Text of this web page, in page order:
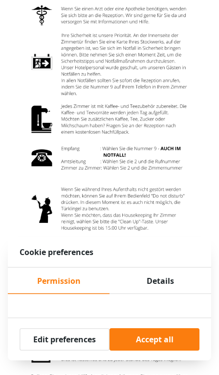
Cookie preferences
Permission Details
Edit preferences Accept all